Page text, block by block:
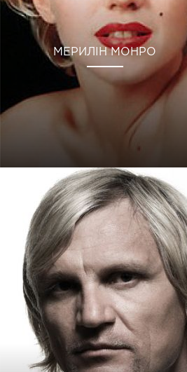
МЕРИЛІН МОНРО